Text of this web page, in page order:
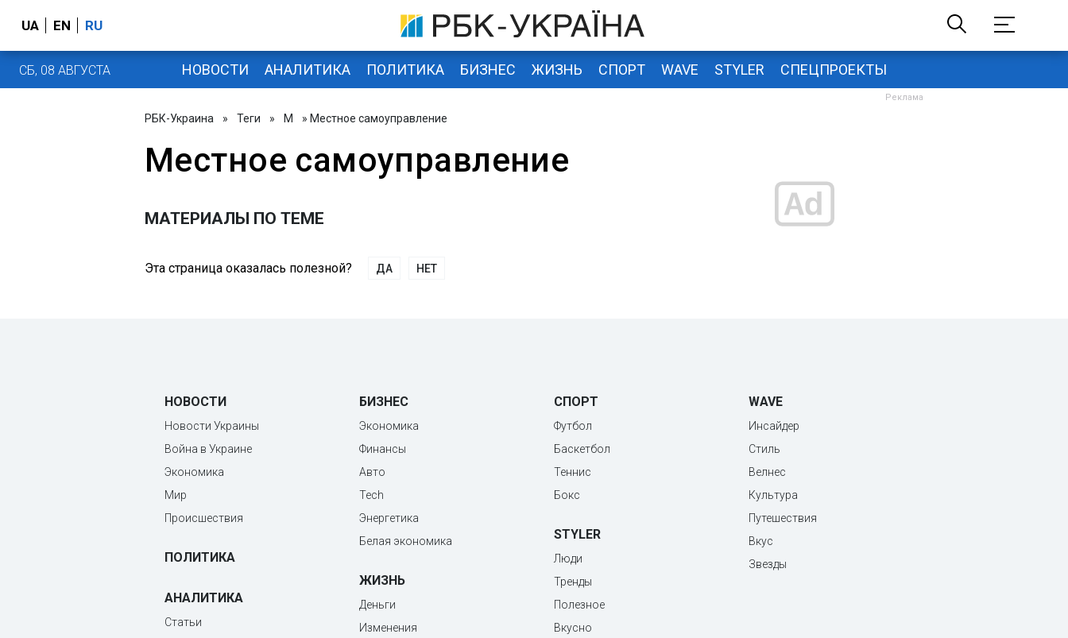
UA EN RU
СБ, 08 АВГУСТА НОВОСТИ АНАЛИТИКА ПОЛИТИКА БИЗНЕС ЖИЗНЬ СПОРТ WAVE STYLER СПЕЦПРОЕКТЫ
РБК-Украина » Теги » М » Местное самоуправление
Местное самоуправление
МАТЕРИАЛЫ ПО ТЕМЕ
Эта страница оказалась полезной? ДА НЕТ
НОВОСТИ
Новости Украины
Война в Украине
Экономика
Мир
Происшествия
ПОЛИТИКА
АНАЛИТИКА
Статьи
БИЗНЕС
Экономика
Финансы
Авто
Tech
Энергетика
Белая экономика
ЖИЗНЬ
Деньги
Изменения
СПОРТ
Футбол
Баскетбол
Теннис
Бокс
STYLER
Люди
Тренды
Полезное
Вкусно
WAVE
Инсайдер
Стиль
Велнес
Культура
Путешествия
Вкус
Звезды